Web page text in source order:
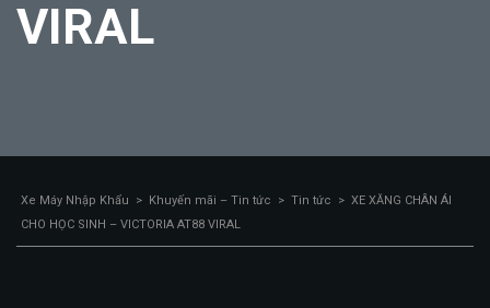
VIRAL
Xe Máy Nhập Khẩu > Khuyến mãi – Tin tức > Tin tức > XE XĂNG CHÂN ÁI
CHO HỌC SINH – VICTORIA AT88 VIRAL